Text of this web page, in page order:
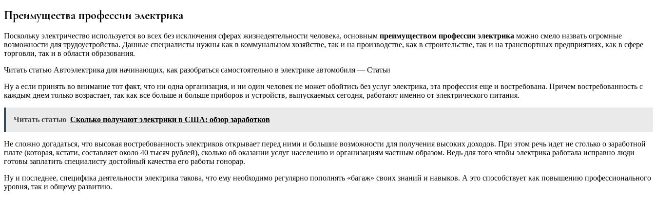
Преимущества профессии электрика
Поскольку электричество используется во всех без исключения сферах жизнедеятельности человека, основным преимуществом профессии электрика можно смело назвать огромные
возможности для трудоустройства. Данные специалисты нужны как в коммунальном хозяйстве, так и на производстве, как в строительстве, так и на транспортных предприятиях, как в сфере
торговли, так и в области образования.
Читать статью Автоэлектрика для начинающих, как разобраться самостоятельно в электрике автомобиля — Статьи
Ну а если принять во внимание тот факт, что ни одна организация, и ни один человек не может обойтись без услуг электрика, эта профессия еще и востребована. Причем востребованность с
каждым днем только возрастает, так как все больше и больше приборов и устройств, выпускаемых сегодня, работают именно от электрического питания.
Читать статью Сколько получают электрики в США: обзор заработков
Не сложно догадаться, что высокая востребованность электриков открывает перед ними и большие возможности для получения высоких доходов. При этом речь идет не столько о заработной
плате (которая, кстати, составляет около 40 тысяч рублей), сколько об оказании услуг населению и организациям частным образом. Ведь для того чтобы электрика работала исправно люди
готовы заплатить специалисту достойный качества его работы гонорар.
Ну и последнее, специфика деятельности электрика такова, что ему необходимо регулярно пополнять «багаж» своих знаний и навыков. А это способствует как повышению профессионального
уровня, так и общему развитию.